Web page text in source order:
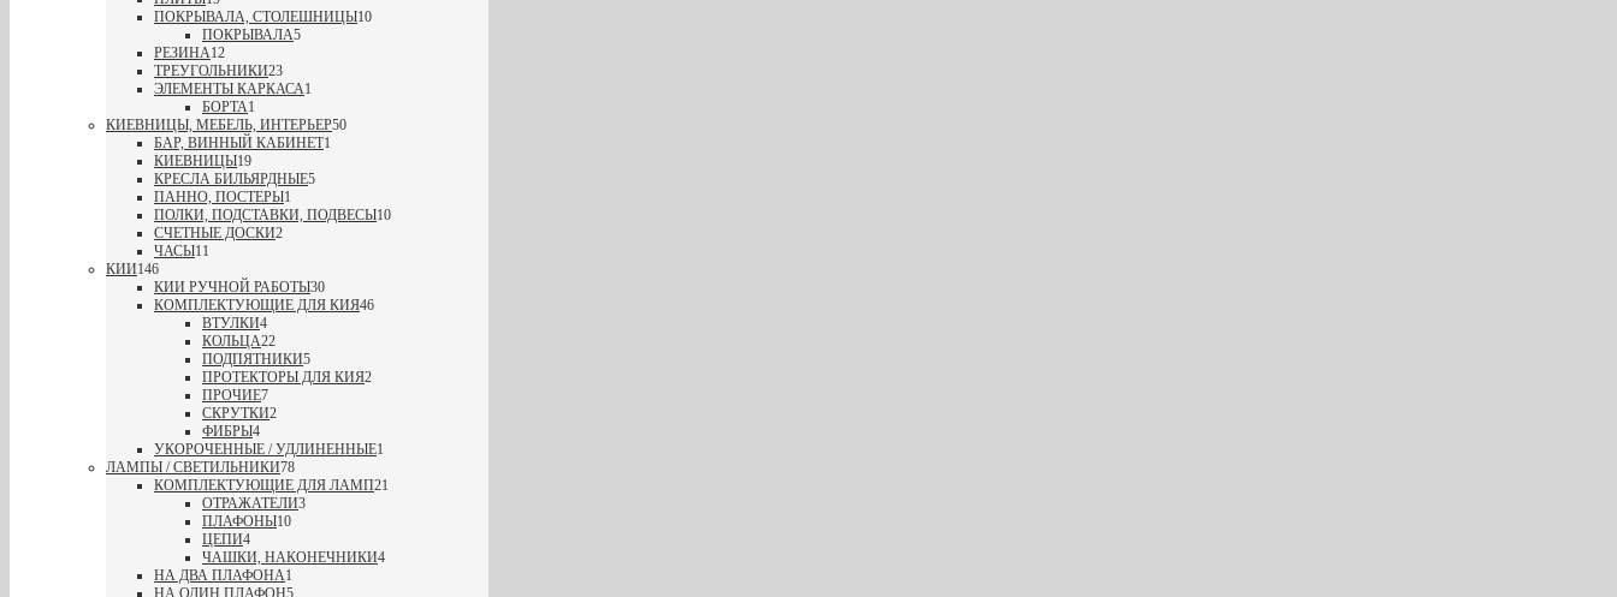
ПОКРЫВАЛА, СТОЛЕШНИЦЫ10
ПОКРЫВАЛА5
РЕЗИНА12
ТРЕУГОЛЬНИКИ23
ЭЛЕМЕНТЫ КАРКАСА1
БОРТА1
КИЕВНИЦЫ, МЕБЕЛЬ, ИНТЕРЬЕР50
БАР, ВИННЫЙ КАБИНЕТ1
КИЕВНИЦЫ19
КРЕСЛА БИЛЬЯРДНЫЕ5
ПАННО, ПОСТЕРЫ1
ПОЛКИ, ПОДСТАВКИ, ПОДВЕСЫ10
СЧЕТНЫЕ ДОСКИ2
ЧАСЫ11
КИИ146
КИИ РУЧНОЙ РАБОТЫ30
КОМПЛЕКТУЮЩИЕ ДЛЯ КИЯ46
ВТУЛКИ4
КОЛЬЦА22
ПОДПЯТНИКИ5
ПРОТЕКТОРЫ ДЛЯ КИЯ2
ПРОЧИЕ7
СКРУТКИ2
ФИБРЫ4
УКОРОЧЕННЫЕ / УДЛИНЕННЫЕ1
ЛАМПЫ / СВЕТИЛЬНИКИ78
КОМПЛЕКТУЮЩИЕ ДЛЯ ЛАМП21
ОТРАЖАТЕЛИ3
ПЛАФОНЫ10
ЦЕПИ4
ЧАШКИ, НАКОНЕЧНИКИ4
НА ДВА ПЛАФОНА1
НА ОДИН ПЛАФОН5